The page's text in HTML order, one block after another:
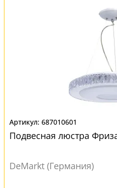
687010601
Подвесная люстра
DeMarkt (Германия)